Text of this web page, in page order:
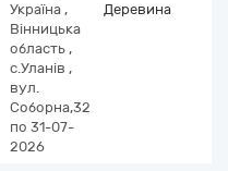
Україна ,
Вінницька
область ,
с.Уланів ,
вул.
Соборна,32
по 31-07-
2026
Деревина